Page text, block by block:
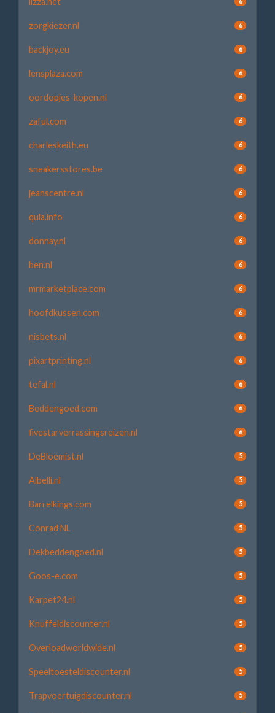
zorgkiezer.nl 6
backjoy.eu 6
lensplaza.com 6
oordopjes-kopen.nl 6
zaful.com 6
charleskeith.eu 6
sneakersstores.be 6
jeanscentre.nl 6
qula.info 6
donnay.nl 6
ben.nl 6
mrmarketplace.com 6
hoofdkussen.com 6
nisbets.nl 6
pixartprinting.nl 6
tefal.nl 6
Beddengoed.com 6
fivestarverrassingsreizen.nl 6
DeBloemist.nl 5
Albelli.nl 5
Barrelkings.com 5
Conrad NL 5
Dekbeddengoed.nl 5
Goos-e.com 5
Karpet24.nl 5
Knuffeldiscounter.nl 5
Overloadworldwide.nl 5
Speeltoesteldiscounter.nl 5
Trapvoertuigdiscounter.nl 5